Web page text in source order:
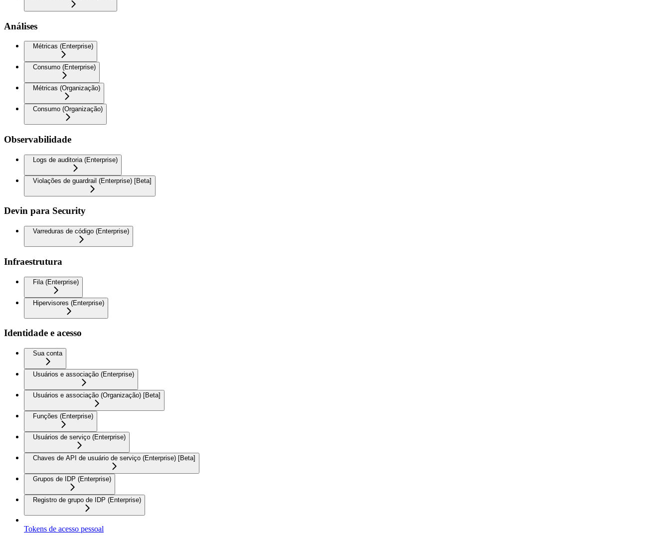
Análises
Métricas (Enterprise)
Consumo (Enterprise)
Métricas (Organização)
Consumo (Organização)
Observabilidade
Logs de auditoria (Enterprise)
Violações de guardrail (Enterprise) [Beta]
Devin para Security
Varreduras de código (Enterprise)
Infraestrutura
Fila (Enterprise)
Hipervisores (Enterprise)
Identidade e acesso
Sua conta
Usuários e associação (Enterprise)
Usuários e associação (Organização) [Beta]
Funções (Enterprise)
Usuários de serviço (Enterprise)
Chaves de API de usuário de serviço (Enterprise) [Beta]
Grupos de IDP (Enterprise)
Registro de grupo de IDP (Enterprise)
Tokens de acesso pessoal